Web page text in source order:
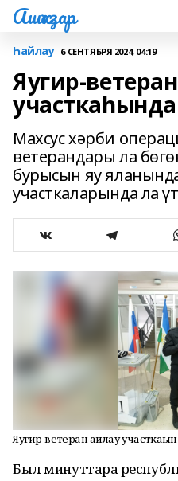
Ашҡаҙар
Һайлау 6 СЕНТЯБРЯ 2024, 04:19
Яугир-
участкаһында
Махсус хәрби
ветерандары ла
бурысын яу
участкаларында ла
Яугир-ветеран һайлау
Был минуттарҙа